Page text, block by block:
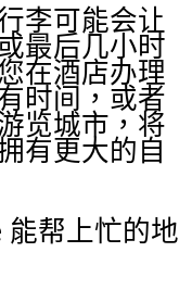
李可能会让
最后几小时
在酒店办理
时间，或者
览城市，将
有更大的自
能帮上忙的地